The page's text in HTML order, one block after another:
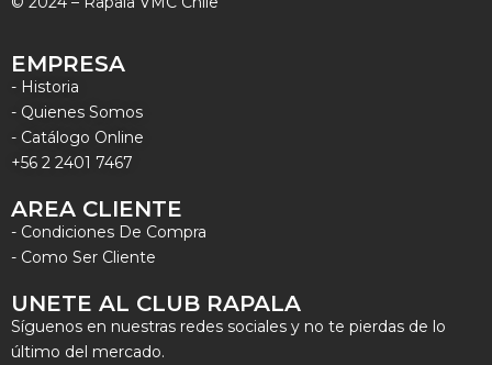
EMPRESA
- Historia
- Quienes Somos
- Catálogo Online
+56 2 2401 7467
AREA CLIENTE
- Condiciones De Compra
- Como Ser Cliente
UNETE AL CLUB RAPALA
Síguenos en nuestras redes sociales y no te pierdas de lo
último del mercado.